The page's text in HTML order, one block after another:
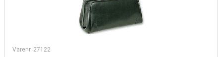
Varenr. 27122